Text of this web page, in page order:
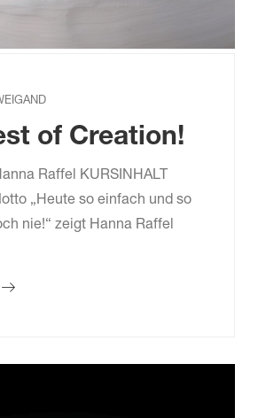
of Creation!
Raffel KURSINHALT
„Heute so einfach und so
nie!“ zeigt Hanna Raffel